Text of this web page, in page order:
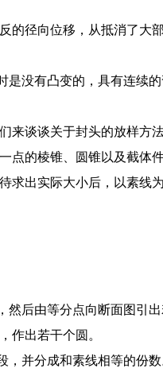
的径向位移，从抵消了大
是没有凸变的，具有连续
来谈谈关于封头的放样方
点的棱锥、圆锥以及截体
求出实际大小后，以素
然后由等分点向断面图引
作出若干个圆。
并分成和素线相等的份数